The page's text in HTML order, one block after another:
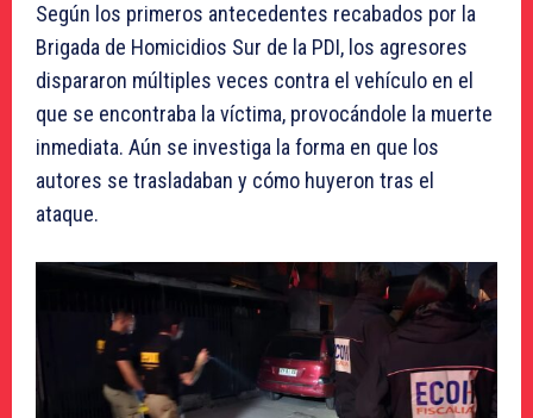
Según los primeros antecedentes recabados por la
Brigada de Homicidios Sur de la PDI, los agresores
dispararon múltiples veces contra el vehículo en el
que se encontraba la víctima, provocándole la muerte
inmediata. Aún se investiga la forma en que los
autores se trasladaban y cómo huyeron tras el
ataque.